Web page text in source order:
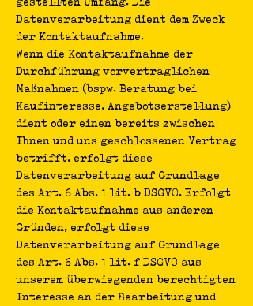
Datenverarbeitung dient dem Zweck
der Kontaktaufnahme.
Wenn die Kontaktaufnahme der
Durchführung vorvertraglichen
Maßnahmen (bspw. Beratung bei
Kaufinteresse, Angebotserstellung)
dient oder einen bereits zwischen
Ihnen und uns geschlossenen Vertrag
betrifft, erfolgt diese
Datenverarbeitung auf Grundlage
des Art. 6 Abs. 1 lit. b DSGVO. Erfolgt
die Kontaktaufnahme aus anderen
Gründen, erfolgt diese
Datenverarbeitung auf Grundlage
des Art. 6 Abs. 1 lit. f DSGVO aus
unserem überwiegenden berechtigten
Interesse an der Bearbeitung und